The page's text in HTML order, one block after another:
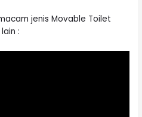
jenis Movable Toilet
: